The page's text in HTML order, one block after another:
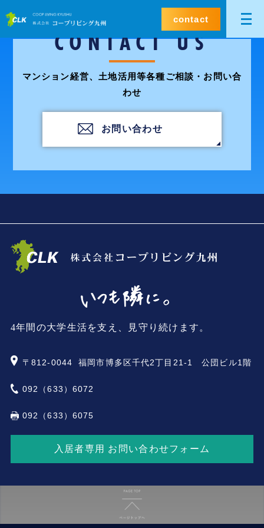
contact
CONTACT US
マンション経営、土地活用等各種ご相談・お問い合
わせ
お問い合わせ
4年間の大学生活を支え、見守り続けます。
〒812-0044 福岡市博多区千代2丁目21-1 公団ビル1階
092（633）6072
092（633）6075
入居者専用 お問い合わせフォーム